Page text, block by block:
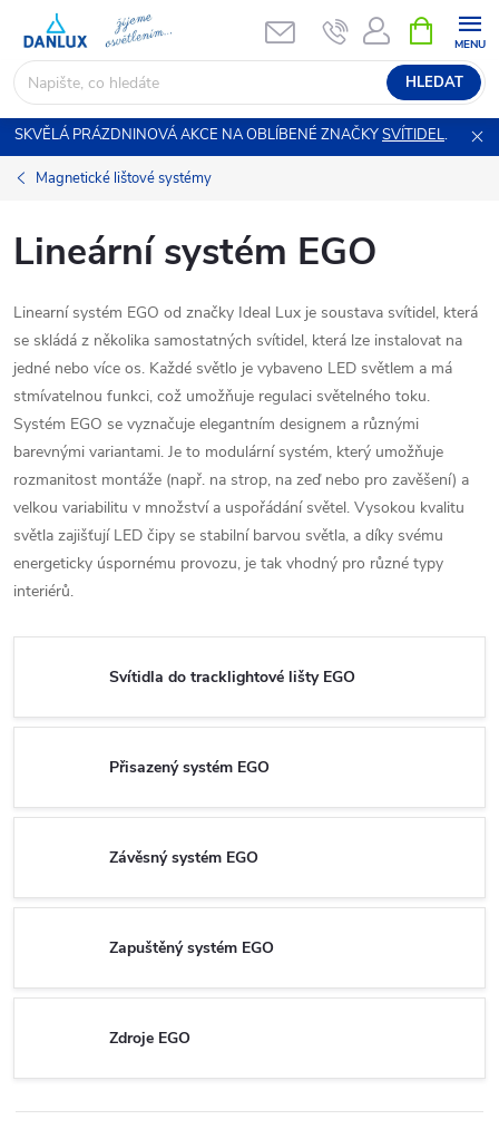
obsah
HLEDAT
NÁKUPNÍ
KOŠÍK
SKVĚLÁ PRÁZDNINOVÁ AKCE NA OBLÍBENÉ ZNAČKYSVÍTIDEL.
Magnetické lištové systémy
Lineární systém EGO
Linearní systém EGO od značky Ideal Lux je soustava svítidel, která
se skládá z několika samostatných svítidel, která lze instalovat na
jedné nebo více os. Každé světlo je vybaveno LED světlem a má
stmívatelnou funkci, což umožňuje regulaci světelného toku.
Systém EGO se vyznačuje elegantním designem a různými
barevnými variantami. Je to modulární systém, který umožňuje
rozmanitost montáže (např. na strop, na zeď nebo pro zavěšení) a
velkou variabilitu v množství a uspořádání světel. Vysokou kvalitu
světla zajišťují LED čipy se stabilní barvou světla, a díky svému
energeticky úspornému provozu, je tak vhodný pro různé typy
interiérů.
Svítidla do tracklightové lišty EGO
Přisazený systém EGO
Závěsný systém EGO
Zapuštěný systém EGO
Zdroje EGO